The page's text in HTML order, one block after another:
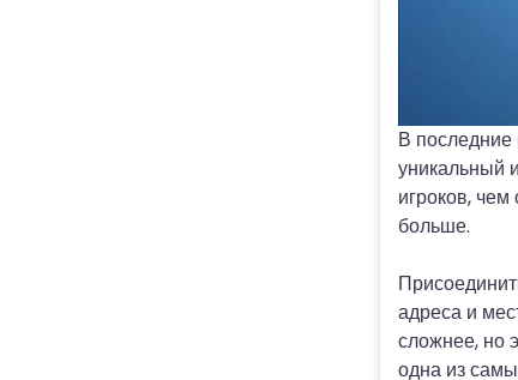
В
уникальный
игроков,
больше.
адреса и
сложнее, но
одна из